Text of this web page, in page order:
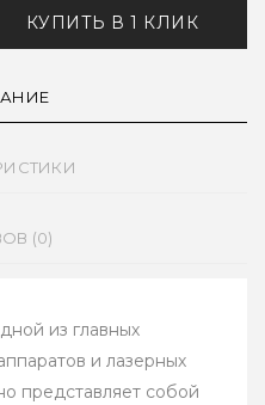
КУПИТЬ В 1 КЛИК
(0)
из главных
и лазерных
представляет собой